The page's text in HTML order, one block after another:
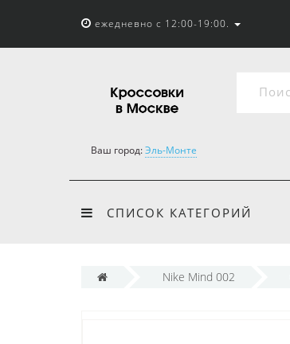
ежедневно с 12:00-19:00.
Ваш город:Эль-Монте
СПИСОК КАТЕГОРИЙ
Nike Mind 002